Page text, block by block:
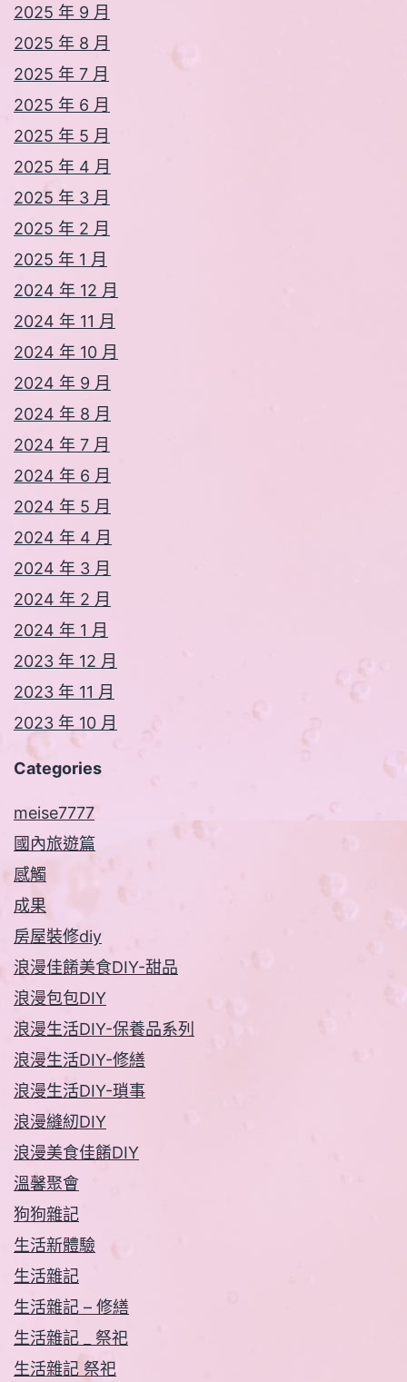
2025 年 9 月
2025 年 8 月
2025 年 7 月
2025 年 6 月
2025 年 5 月
2025 年 4 月
2025 年 3 月
2025 年 2 月
2025 年 1 月
2024 年 12 月
2024 年 11 月
2024 年 10 月
2024 年 9 月
2024 年 8 月
2024 年 7 月
2024 年 6 月
2024 年 5 月
2024 年 4 月
2024 年 3 月
2024 年 2 月
2024 年 1 月
2023 年 12 月
2023 年 11 月
2023 年 10 月
Categories
meise7777
國內旅遊篇
感觸
成果
房屋裝修diy
浪漫佳餚美食DIY-甜品
浪漫包包DIY
浪漫生活DIY-保養品系列
浪漫生活DIY-修繕
浪漫生活DIY-瑣事
浪漫縫紉DIY
浪漫美食佳餚DIY
溫馨聚會
狗狗雜記
生活新體驗
生活雜記
生活雜記 – 修繕
生活雜記 _ 祭祀
生活雜記 祭祀